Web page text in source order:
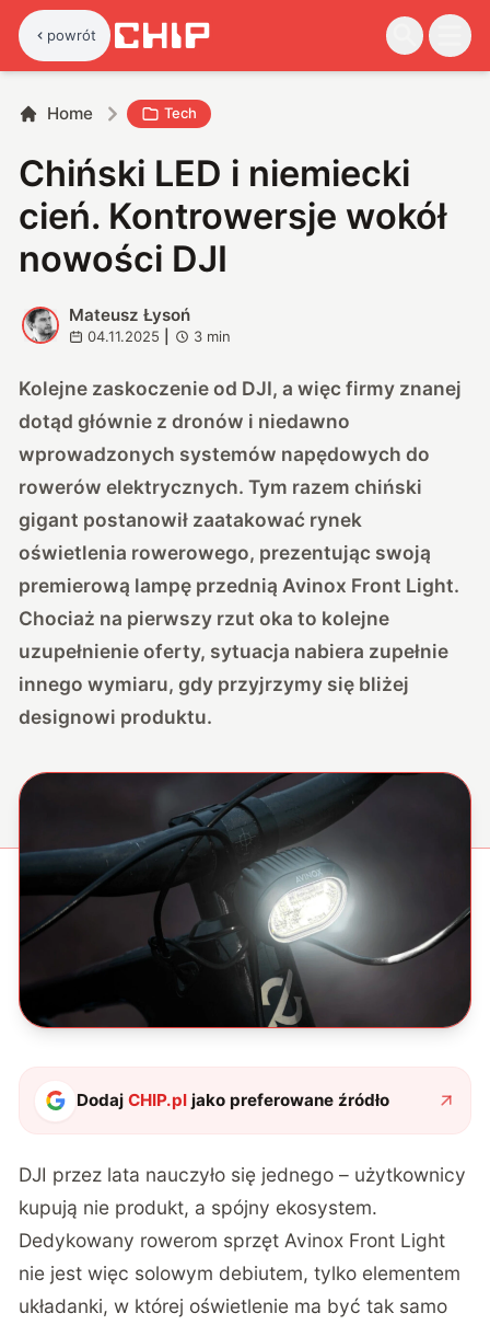
powrót
Home Tech
Chiński LED i niemiecki
cień. Kontrowersje wokół
nowości DJI
M
Mateusz Łysoń
04.11.2025 3 min
Kolejne zaskoczenie od DJI, a więc firmy znanej
dotąd głównie z dronów i niedawno
wprowadzonych systemów napędowych do
rowerów elektrycznych. Tym razem chiński
gigant postanowił zaatakować rynek
oświetlenia rowerowego, prezentując swoją
premierową lampę przednią Avinox Front Light.
Chociaż na pierwszy rzut oka to kolejne
uzupełnienie oferty, sytuacja nabiera zupełnie
innego wymiaru, gdy przyjrzymy się bliżej
designowi produktu.
DodajCHIP.pl jako preferowane źródło
DJI przez lata nauczyło się jednego – użytkownicy
kupują nie produkt, a spójny ekosystem.
Dedykowany rowerom sprzęt Avinox Front Light
nie jest więc solowym debiutem, tylko elementem
układanki, w której oświetlenie ma być tak samo